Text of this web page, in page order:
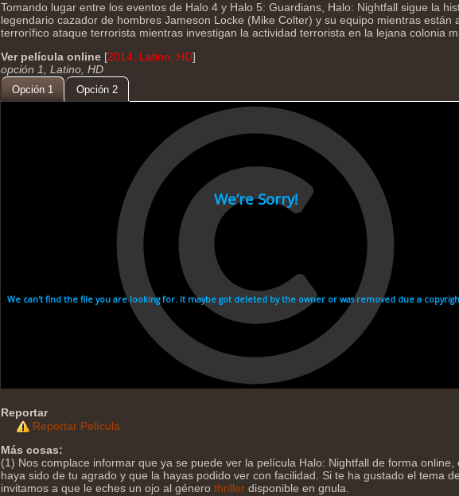
Tomando lugar entre los eventos de Halo 4 y Halo 5: Guardians, Halo: Nightfall sigue la
legendario cazador de hombres Jameson Locke (Mike Colter) y su equipo mientras están
terrorífico ataque terrorista mientras investigan la actividad terrorista en la lejana colonia
Ver película online [2014, Latino, HD]
opción 1, Latino, HD
Opción 1 Opción 2
Reportar
Reportar Película
Más cosas:
(1) Nos complace informar que ya se puede ver la película Halo: Nightfall de forma online,
haya sido de tu agrado y que la hayas podido ver con facilidad. Si te ha gustado el tema
invitamos a que le eches un ojo al género thriller disponible en gnula.